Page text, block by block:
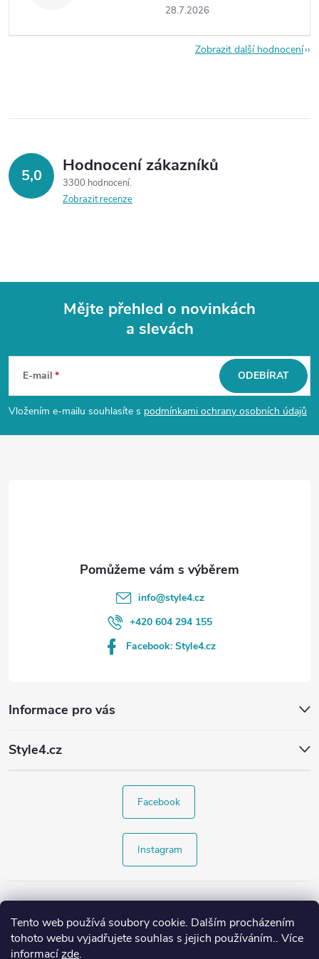
Tento web používá soubory cookie. Dalším procházením
tohoto webu vyjadřujete souhlas s jejich používáním.. Více
informacízde.
28.7.2026
Zobrazit další hodnocení
5,0 Hodnocení zákazníků
3300 hodnocení
Zobrazit recenze
p
a
Mějte přehled o novinkách
a slevách
E-mail
Vložením e-mailu souhlasíte s podmínkami ochrany osobních údajů
ODEBÍRAT
Informace pro vás
Style4.cz
info@style4.cz
+420 604 294 155
Facebook: Style4.cz
Facebook
Instagram